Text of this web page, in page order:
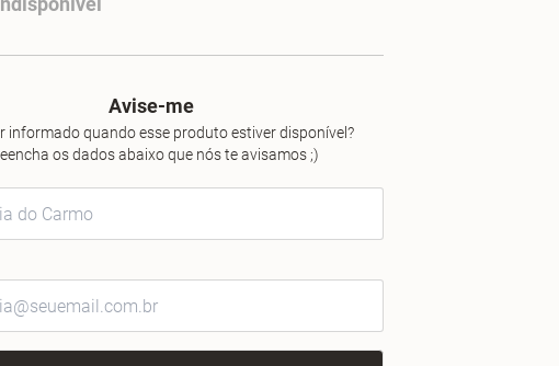
Avise-me
informado quando esse produto estiver disponível?
os dados abaixo que nós te avisamos ;)